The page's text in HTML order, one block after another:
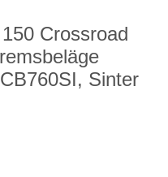
Crossroad
Sinter